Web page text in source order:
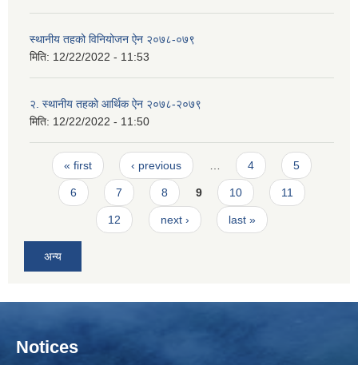
स्थानीय तहको विनियोजन ऐन २०७८-०७९
मिति: 12/22/2022 - 11:53
२. स्थानीय तहको आर्थिक ऐन २०७८-२०७९
मिति: 12/22/2022 - 11:50
Pages
« first ‹ previous 4 5
6 7 8 9 10 11
12 next › last »
अन्य
Notices